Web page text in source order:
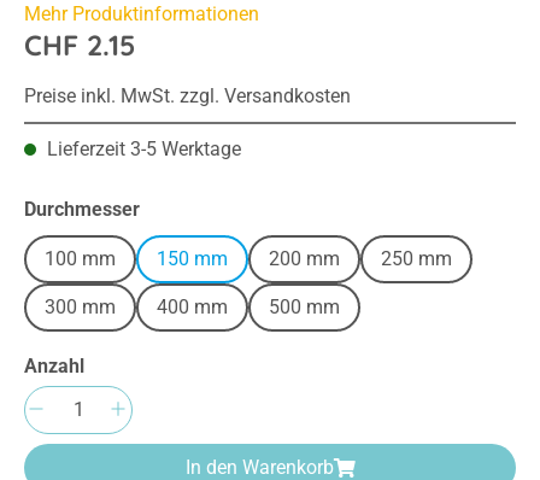
Mehr Produktinformationen
CHF 2.15
Preise inkl. MwSt. zzgl. Versandkosten
Lieferzeit 3-5 Werktage
Durchmesserauswählen
100 mm 150 mm 200 mm 250 mm
300 mm 400 mm 500 mm
Anzahl
Produkt Anzahl: Gib den gewünschten
In den Warenkorb